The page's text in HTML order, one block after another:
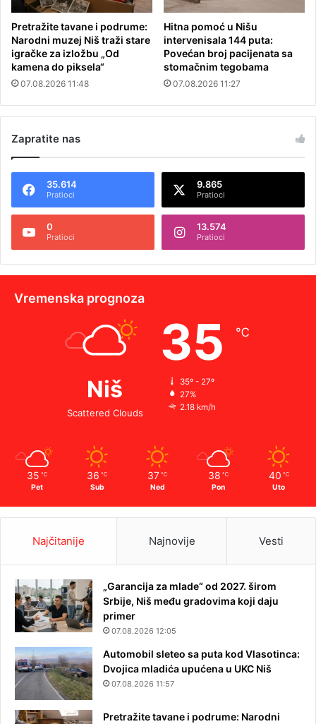
Pretražite tavane i podrume:
Narodni muzej Niš traži stare
igračke za izložbu „Od
kamena do piksela“
07.08.2026 11:48
Hitna pomoć u Nišu
intervenisala 144 puta:
Povećan broj pacijenata sa
stomačnim tegobama
07.08.2026 11:27
Zapratite nas
35.614
Pratioci
9.865
Pratioci
0
Pratioci
13.574
Pratioci
Vremenska prognoza
Niš
Scattered Clouds
35 ℃
35º - 27º
27%
2.18 km/h
35 ℃
Pet
36 ℃
Sub
37 ℃
Ned
38 ℃
Pon
40 ℃
Uto
Najčitanije Najnovije Vesti
„Garancija za mlade“ od 2027. širom
Srbije, Niš među gradovima koji daju
primer
07.08.2026 12:05
Automobil sleteo sa puta kod Vlasotinca:
Dvojica mladića upućena u UKC Niš
07.08.2026 11:57
Pretražite tavane i podrume: Narodni